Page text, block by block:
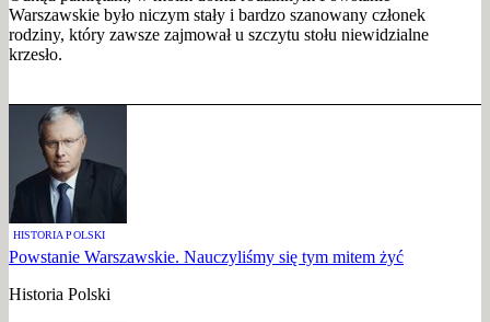
Warszawskie było niczym stały i bardzo szanowany członek
rodziny, który zawsze zajmował u szczytu stołu niewidzialne
krzesło.
HISTORIA POLSKI
Powstanie Warszawskie. Nauczyliśmy się tym mitem żyć
Historia Polski